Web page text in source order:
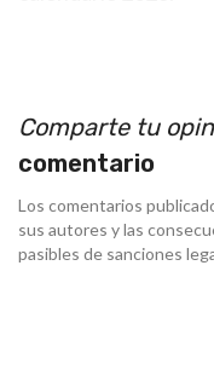
Comparte tu
comentario
Los comentarios
sus autores y las
pasibles de sanciones